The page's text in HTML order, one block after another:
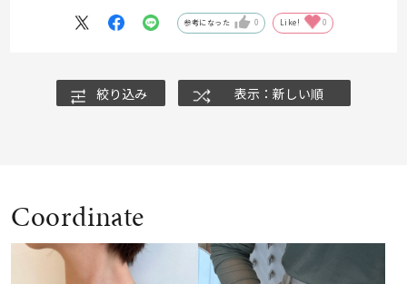
参考になった 0 Like! 0
絞り込み 表示：新しい順
Coordinate